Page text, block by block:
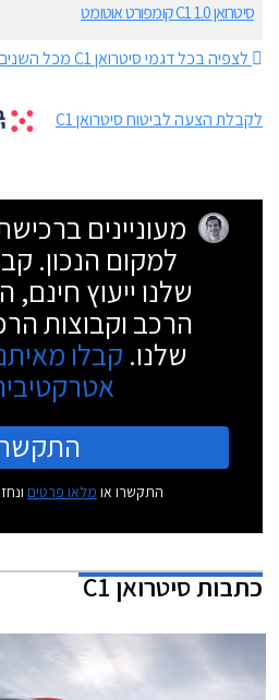
סיטרואן C1 1.0 קומפורט אוטומט
לצפיה בכל דגמי סיטרואן C1 מכל השנים
לקבלת הצעה לביטוח סיטרואן C1
מעוניינים
למקום הנכון.
שלנו ייעוץ
הרכב וקבוצות
שלנו. קבלו
התקשרו או מלאו פרטים
כתבותסיטרואן C1